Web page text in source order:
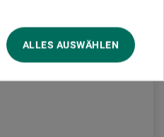
ALLES AUSWÄHLEN